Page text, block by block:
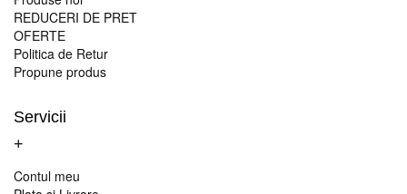
Acasa
Produse noi
REDUCERI DE PRET
OFERTE
Propune produs
Servicii
+